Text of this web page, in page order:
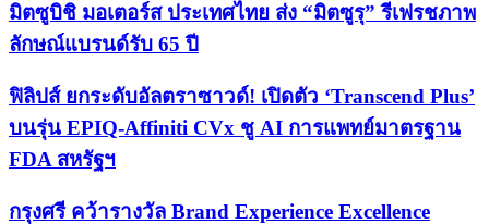
มิตซูบิชิ มอเตอร์ส ประเทศไทย ส่ง “มิตซูรุ” รีเฟรชภาพ
ลักษณ์แบรนด์รับ 65 ปี
ฟิลิปส์ ยกระดับอัลตราซาวด์! เปิดตัว ‘Transcend Plus’
บนรุ่น EPIQ-Affiniti CVx ชู AI การแพทย์มาตรฐาน
FDA สหรัฐฯ
กรุงศรี คว้ารางวัล Brand Experience Excellence